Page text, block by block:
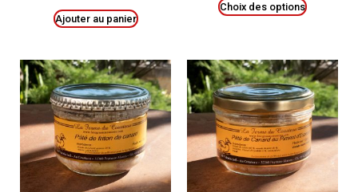
Ajouter au panier
Choix des options